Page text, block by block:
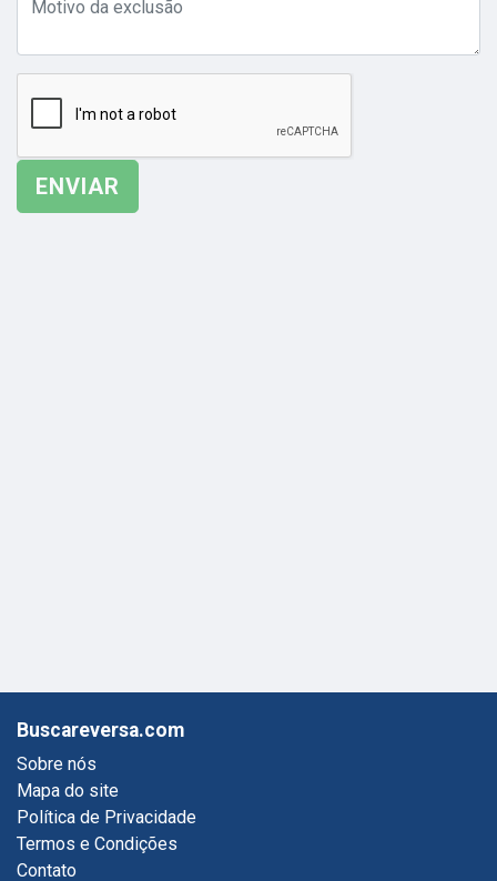
ENVIAR
Buscareversa.com
Sobre nós
Mapa do site
Política de Privacidade
Termos e Condições
Contato